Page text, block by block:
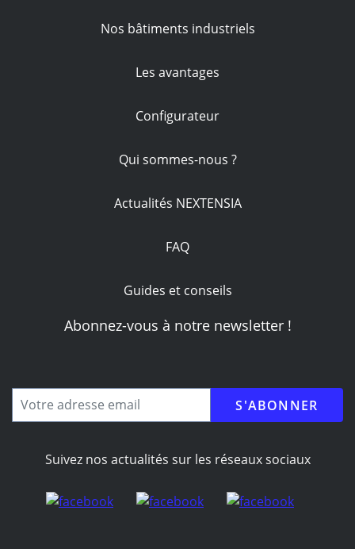
Nos bâtiments industriels
Les avantages
Configurateur
Qui sommes-nous ?
Actualités NEXTENSIA
FAQ
Guides et conseils
Abonnez-vous à notre newsletter !
adresse
email
Suivez nos actualités sur les réseaux sociaux